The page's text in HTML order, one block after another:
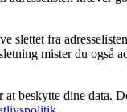
slettet fra
mister du også
beskytte dine data.